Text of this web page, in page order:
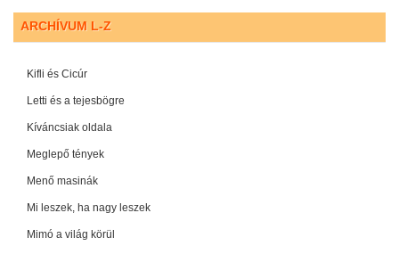
ARCHÍVUM L-Z
Kifli és Cicúr
Letti és a tejesbögre
Kíváncsiak oldala
Meglepő tények
Menő masinák
Mi leszek, ha nagy leszek
Mimó a világ körül